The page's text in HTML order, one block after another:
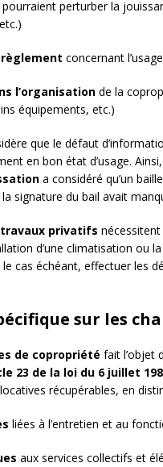
pourraient perturber la
concernant
l’organisation de la
équipements, etc.)
que le défaut
en bon état d’usage.
a considéré qu’un
signature du bail avait
travaux privatifs nécessitent
d’une climatisation ou
cas échéant, effectuer les
sur les
de copropriété fait l’objet
23 de la loi du 6 juillet
récupérables, en
liées à l’entretien et au
aux services collectifs et